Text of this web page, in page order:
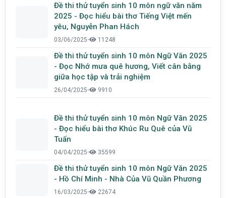
Đề thi thử tuyển sinh 10 môn ngữ văn năm
2025 - Đọc hiểu bài thơ Tiếng Việt mến
yêu, Nguyễn Phan Hách
03/06/2025• 11248
Đề thi thử tuyển sinh 10 môn Ngữ Văn 2025
- Đọc Nhớ mưa quê hương, Viết cân bằng
giữa học tập và trải nghiệm
26/04/2025• 9910
Đề thi thử tuyển sinh 10 môn Ngữ Văn 2025
- Đọc hiểu bài thơ Khúc Ru Quê của Vũ
Tuấn
04/04/2025• 35599
Đề thi thử tuyển sinh 10 môn Ngữ Văn 2025
- Hồ Chí Minh - Nhà Của Vũ Quần Phương
16/03/2025• 22674